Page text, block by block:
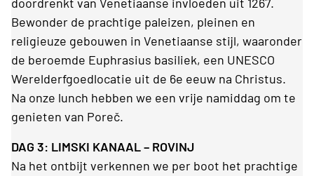
Bewonder de prachtige paleizen, pleinen en
religieuze gebouwen in Venetiaanse stijl, waaronder
de beroemde Euphrasius basiliek, een UNESCO
Werelderfgoedlocatie uit de 6e eeuw na Christus.
Na onze lunch hebben we een vrije namiddag om te
genieten van Poreč.
DAG 3: LIMSKI KANAAL – ROVINJ
Na het ontbijt verkennen we per boot het prachtige